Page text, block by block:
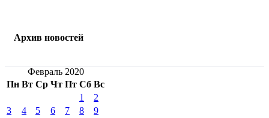
Архив новостей
Февраль 2020
Пн Вт Ср Чт Пт Сб Вс
1
2
3
4 5 6 7 8
9